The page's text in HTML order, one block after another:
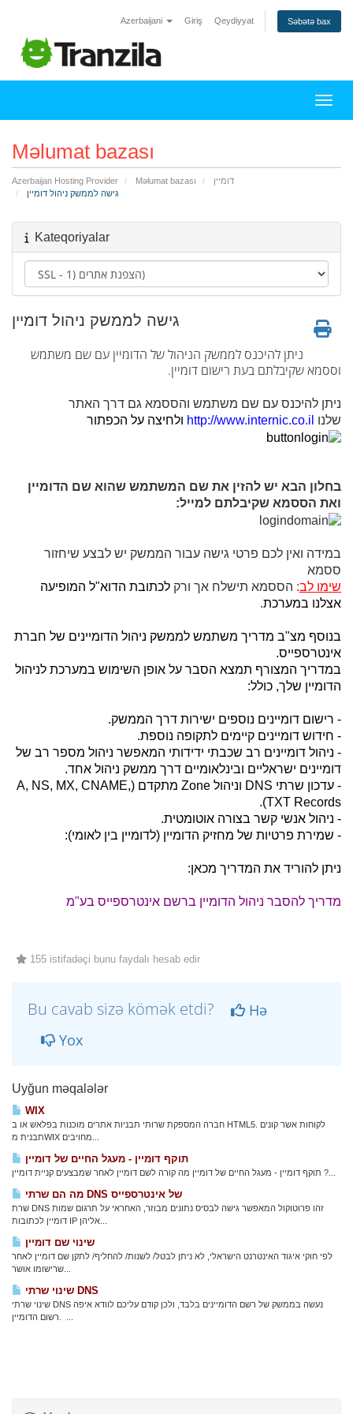
Azerbaijani Giriş Qeydiyyat Səbətə bax
Məlumat bazası
Azerbaijan Hosting Provider Məlumat bazası
דומיין
גישה לממשק ניהול דומיין
Kateqoriyalar
גישה לממשק ניהול דומיין
ניתן להיכנס לממשק הניהול של הדומיין עם שם משתמש
וססמא שקיבלתם בעת רישום דומיין.
ניתן להיכנס עם שם משתמש והססמא גם דרך האתר
שלנו http://www.internic.co.il ולחיצה על הכפתור
בחלון הבא יש להזין את שם המשתמש שהוא שם הדומיין
ואת הססמא שקיבלתם למייל:
במידה ואין לכם פרטי גישה עבור הממשק יש לבצע שיחזור
ססמא
שימו לב: הססמא תישלח אך ורק לכתובת הדוא"ל המופיעה
אצלנו במערכת.
בנוסף מצ"ב מדריך משתמש לממשק ניהול הדומיינים של חברת
אינטרספייס.
במדריך המצורף תמצא הסבר על אופן השימוש במערכת לניהול
הדומיין שלך, כולל:
- רישום דומיינים נוספים ישירות דרך הממשק.
- חידוש דומיינים קיימים לתקופה נוספת.
- ניהול דומיינים רב שכבתי ידידותי המאפשר ניהול מספר רב של
דומיינים ישראליים ובינלאומיים דרך ממשק ניהול אחד.
- עדכון שרתי DNS וניהול Zone מתקדם (A, NS, MX, CNAME,
TXT Records).
- ניהול אנשי קשר בצורה אוטומטית.
- שמירת פרטיות של מחזיק הדומיין (לדומיין בין לאומי):
ניתן להוריד את המדריך מכאן:
מדריך להסבר ניהול הדומיין ברשם אינטרספייס בע"מ
155 istifadəçi bunu faydalı hesab edir
Bu cavab sizə kömək etdi?
Hə
Yox
Uyğun məqalələr
WIX
חברה המספקת שרותי תבניות אתרים מוכנות בפלאש או ב HTML5. לקוחות אשר קונים
תוקף דומיין - מעגל החיים של דומיין
תוקף דומיין - מעגל החיים של דומיין מה קורה לשם דומיין לאחר שמבצעים קניית דומיין ?...
מה הם שרתי DNS של אינטרספייס
שרת DNS זהו פרוטוקול המאפשר גישה לבסיס נתונים מבוזר, האחראי על תרגום שמות
שינוי שם דומיין
לפי חוקי איגוד האינטרנט הישראלי, לא ניתן לבטל/ לשנות/ להחליף/ לתקן שם דומיין לאחר
שינוי שרתי DNS
שינוי שרתי DNS נעשה בממשק של רשם הדומיינים בלבד, ולכן קודם עליכם לוודא איפה